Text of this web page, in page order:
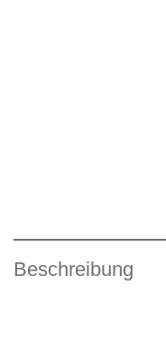
Beschreibung